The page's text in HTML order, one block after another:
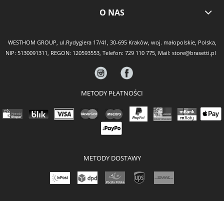
O NAS
WESTHOM GROUP, ul.Rydygiera 17/41, 30-695 Kraków, woj. małopolskie, Polska,
NIP: 5130091311, REGON: 120593553, Telefon: 729 110 775, Mail: store@brasetti.pl
METODY PŁATNOŚCI
METODY DOSTAWY